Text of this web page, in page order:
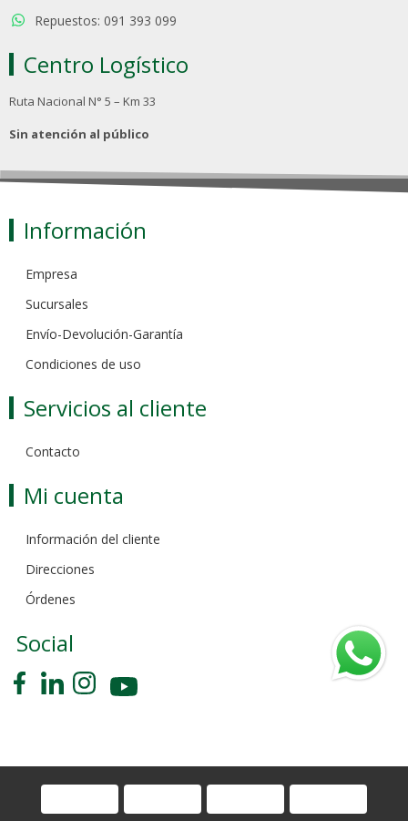
Repuestos: 091 393 099
Centro Logístico
Ruta Nacional N° 5 – Km 33
Sin atención al público
Información
Empresa
Sucursales
Envío-Devolución-Garantía
Condiciones de uso
Servicios al cliente
Contacto
Mi cuenta
Información del cliente
Direcciones
Órdenes
Social